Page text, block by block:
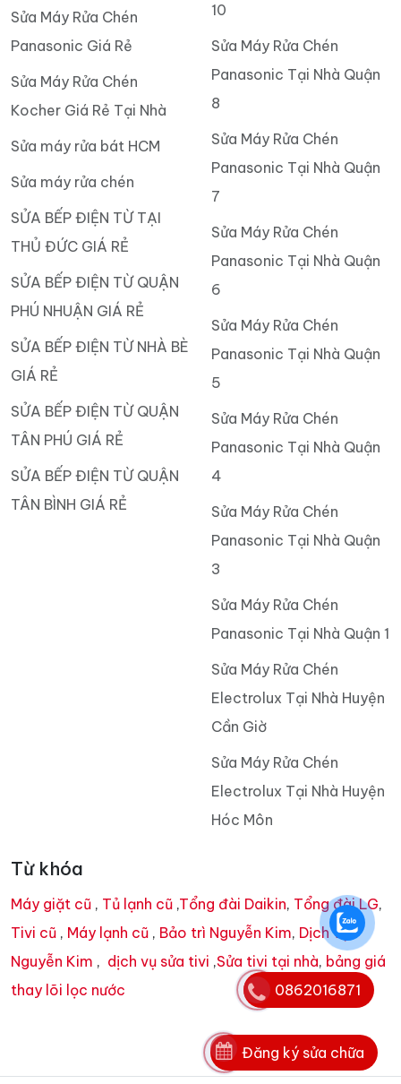
Sửa Máy Rửa Chén
Panasonic Giá Rẻ
Sửa Máy Rửa Chén
Kocher Giá Rẻ Tại Nhà
Sửa máy rửa bát HCM
Sửa máy rửa chén
SỬA BẾP ĐIỆN TỪ TẠI
THỦ ĐỨC GIÁ RẺ
SỬA BẾP ĐIỆN TỪ QUẬN
PHÚ NHUẬN GIÁ RẺ
SỬA BẾP ĐIỆN TỪ NHÀ BÈ
GIÁ RẺ
SỬA BẾP ĐIỆN TỪ QUẬN
TÂN PHÚ GIÁ RẺ
SỬA BẾP ĐIỆN TỪ QUẬN
TÂN BÌNH GIÁ RẺ
10
Sửa Máy Rửa Chén
Panasonic Tại Nhà Quận
8
Sửa Máy Rửa Chén
Panasonic Tại Nhà Quận
7
Sửa Máy Rửa Chén
Panasonic Tại Nhà Quận
6
Sửa Máy Rửa Chén
Panasonic Tại Nhà Quận
5
Sửa Máy Rửa Chén
Panasonic Tại Nhà Quận
4
Sửa Máy Rửa Chén
Panasonic Tại Nhà Quận
3
Sửa Máy Rửa Chén
Panasonic Tại Nhà Quận 1
Sửa Máy Rửa Chén
Electrolux Tại Nhà Huyện
Cần Giờ
Sửa Máy Rửa Chén
Electrolux Tại Nhà Huyện
Hóc Môn
Từ khóa
Máy giặt cũ , Tủ lạnh cũ ,Tổng đài Daikin, Tổng đài LG,
Tivi cũ , Máy lạnh cũ , Bảo trì Nguyễn Kim, Dịch vụ
Nguyễn Kim , dịch vụ sửa tivi ,Sửa tivi tại nhà, bảng giá
thay lõi lọc nước
Đăng ký sửa chữa
0862016871